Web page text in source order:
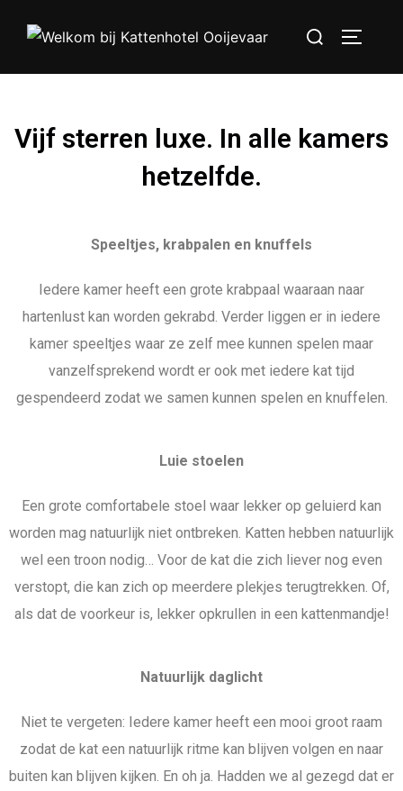
Vijf sterren luxe. In alle kamers
hetzelfde.
Speeltjes, krabpalen en knuffels
Iedere kamer heeft een grote krabpaal waaraan naar
hartenlust kan worden gekrabd. Verder liggen er in iedere
kamer speeltjes waar ze zelf mee kunnen spelen maar
vanzelfsprekend wordt er ook met iedere kat tijd
gespendeerd zodat we samen kunnen spelen en knuffelen.
Luie stoelen
Een grote comfortabele stoel waar lekker op geluierd kan
worden mag natuurlijk niet ontbreken. Katten hebben natuurlijk
wel een troon nodig… Voor de kat die zich liever nog even
verstopt, die kan zich op meerdere plekjes terugtrekken. Of,
als dat de voorkeur is, lekker opkrullen in een kattenmandje!
Natuurlijk daglicht
Niet te vergeten: Iedere kamer heeft een mooi groot raam
zodat de kat een natuurlijk ritme kan blijven volgen en naar
buiten kan blijven kijken. En oh ja. Hadden we al gezegd dat er